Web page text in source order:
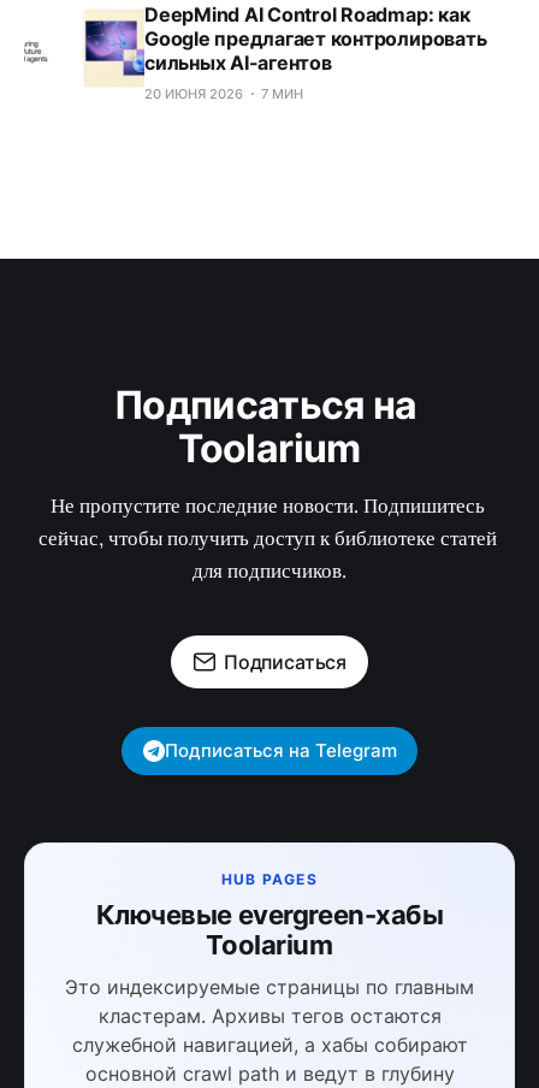
DeepMind AI Control Roadmap: как
Google предлагает контролировать
сильных AI-агентов
20 ИЮНЯ 2026 7 МИН
Подписаться на
Toolarium
Не пропустите последние новости. Подпишитесь
сейчас, чтобы получить доступ к библиотеке статей
для подписчиков.
Подписаться
Подписаться на Telegram
HUB PAGES
Ключевые evergreen-хабы
Toolarium
Это индексируемые страницы по главным
кластерам. Архивы тегов остаются
служебной навигацией, а хабы собирают
основной crawl path и ведут в глубину